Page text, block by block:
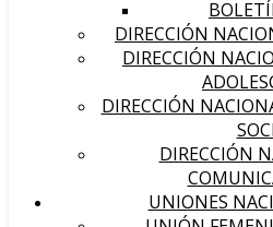
DIRECCIÓN
DIRECCIÓN
DIRECCIÓN
DIRECCIÓN
UNIONES